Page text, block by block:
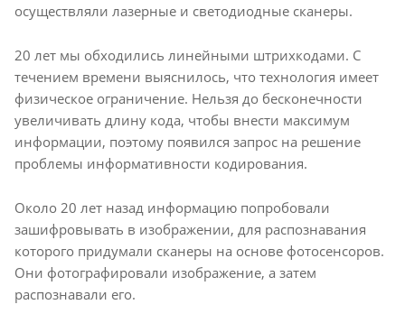
осуществляли лазерные и светодиодные сканеры.
20 лет мы обходились линейными штрихкодами. С
течением времени выяснилось, что технология имеет
физическое ограничение. Нельзя до бесконечности
увеличивать длину кода, чтобы внести максимум
информации, поэтому появился запрос на решение
проблемы информативности кодирования.
Около 20 лет назад информацию попробовали
зашифровывать в изображении, для распознавания
которого придумали сканеры на основе фотосенсоров.
Они фотографировали изображение, а затем
распознавали его.